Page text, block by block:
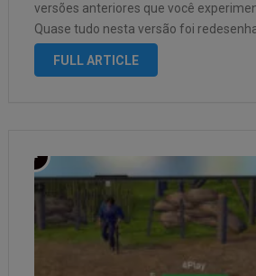
versões anteriores que você
Quase tudo nesta versão foi
para tornar o jogo ainda melhor,
FULL ARTICLE